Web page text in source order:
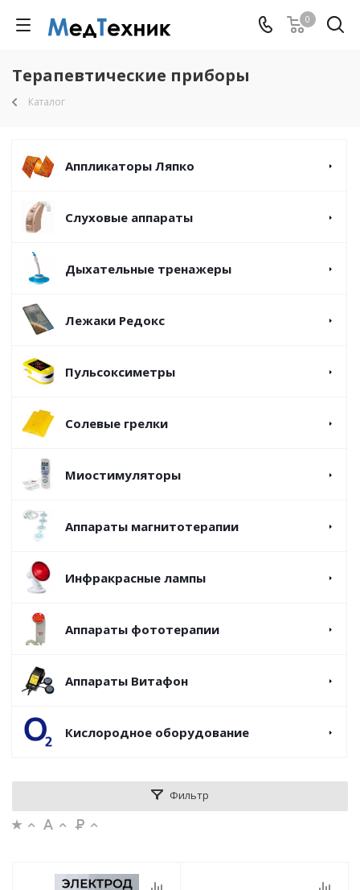
0
Терапевтические приборы
Каталог
Аппликаторы Ляпко
Слуховые аппараты
Дыхательные тренажеры
Лежаки Редокс
Пульсоксиметры
Солевые грелки
Миостимуляторы
Аппараты магнитотерапии
Инфракрасные лампы
Аппараты фототерапии
Аппараты Витафон
Кислородное оборудование
Фильтр